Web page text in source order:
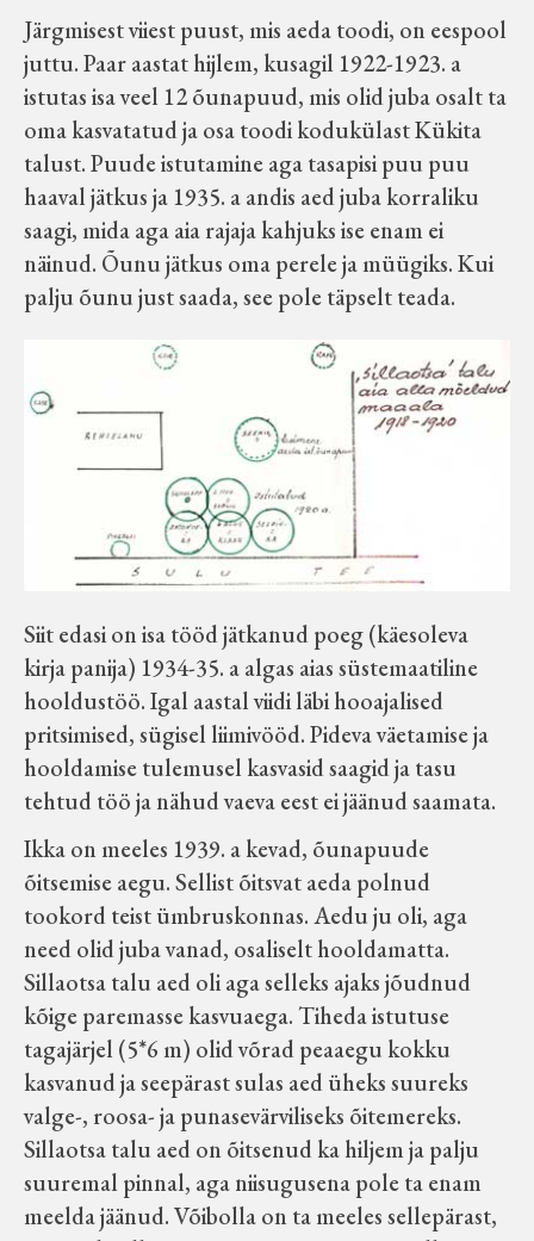
Järgmisest viiest puust, mis aeda toodi, on eespool
juttu. Paar aastat hijlem, kusagil 1922-1923. a
istutas isa veel 12 õunapuud, mis olid juba osalt ta
oma kasvatatud ja osa toodi kodukülast Kükita
talust. Puude istutamine aga tasapisi puu puu
haaval jätkus ja 1935. a andis aed juba korraliku
saagi, mida aga aia rajaja kahjuks ise enam ei
näinud. Õunu jätkus oma perele ja müügiks. Kui
palju õunu just saada, see pole täpselt teada.
Siit edasi on isa tööd jätkanud poeg (käesoleva
kirja panija) 1934-35. a algas aias süstemaatiline
hooldustöö. Igal aastal viidi läbi hooajalised
pritsimised, sügisel liimivööd. Pideva väetamise ja
hooldamise tulemusel kasvasid saagid ja tasu
tehtud töö ja nähud vaeva eest ei jäänud saamata.
Ikka on meeles 1939. a kevad, õunapuude
õitsemise aegu. Sellist õitsvat aeda polnud
tookord teist ümbruskonnas. Aedu ju oli, aga
need olid juba vanad, osaliselt hooldamatta.
Sillaotsa talu aed oli aga selleks ajaks jõudnud
kõige paremasse kasvuaega. Tiheda istutuse
tagajärjel (5*6 m) olid võrad peaaegu kokku
kasvanud ja seepärast sulas aed üheks suureks
valge-, roosa- ja punasevärviliseks õitemereks.
Sillaotsa talu aed on õitsenud ka hiljem ja palju
suuremal pinnal, aga niisugusena pole ta enam
meelda jäänud. Võibolla on ta meeles sellepärast,